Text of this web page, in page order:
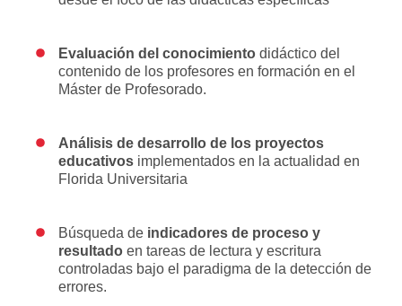
Evaluación del conocimiento didáctico del
contenido de los profesores en formación en el
Máster de Profesorado.
Análisis de desarrollo de los proyectos
educativos implementados en la actualidad en
Florida Universitaria
Búsqueda de indicadores de proceso y
resultado en tareas de lectura y escritura
controladas bajo el paradigma de la detección de
errores.